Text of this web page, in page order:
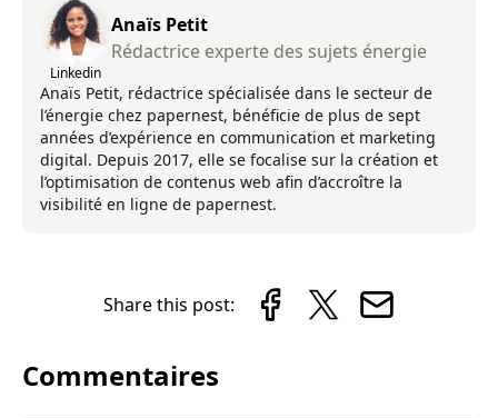
Linkedin
Anaïs Petit
Rédactrice experte des sujets énergie
Anaïs Petit, rédactrice spécialisée dans le secteur de
l’énergie chez papernest, bénéficie de plus de sept
années d’expérience en communication et marketing
digital. Depuis 2017, elle se focalise sur la création et
l’optimisation de contenus web afin d’accroître la
visibilité en ligne de papernest.
Share this post:
Commentaires